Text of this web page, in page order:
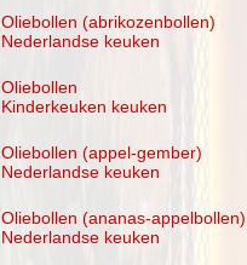
Oliebollen (abrikozenbollen)
Nederlandse keuken
Oliebollen
Kinderkeuken keuken
Oliebollen (appel-gember)
Nederlandse keuken
Oliebollen (ananas-appelbollen)
Nederlandse keuken